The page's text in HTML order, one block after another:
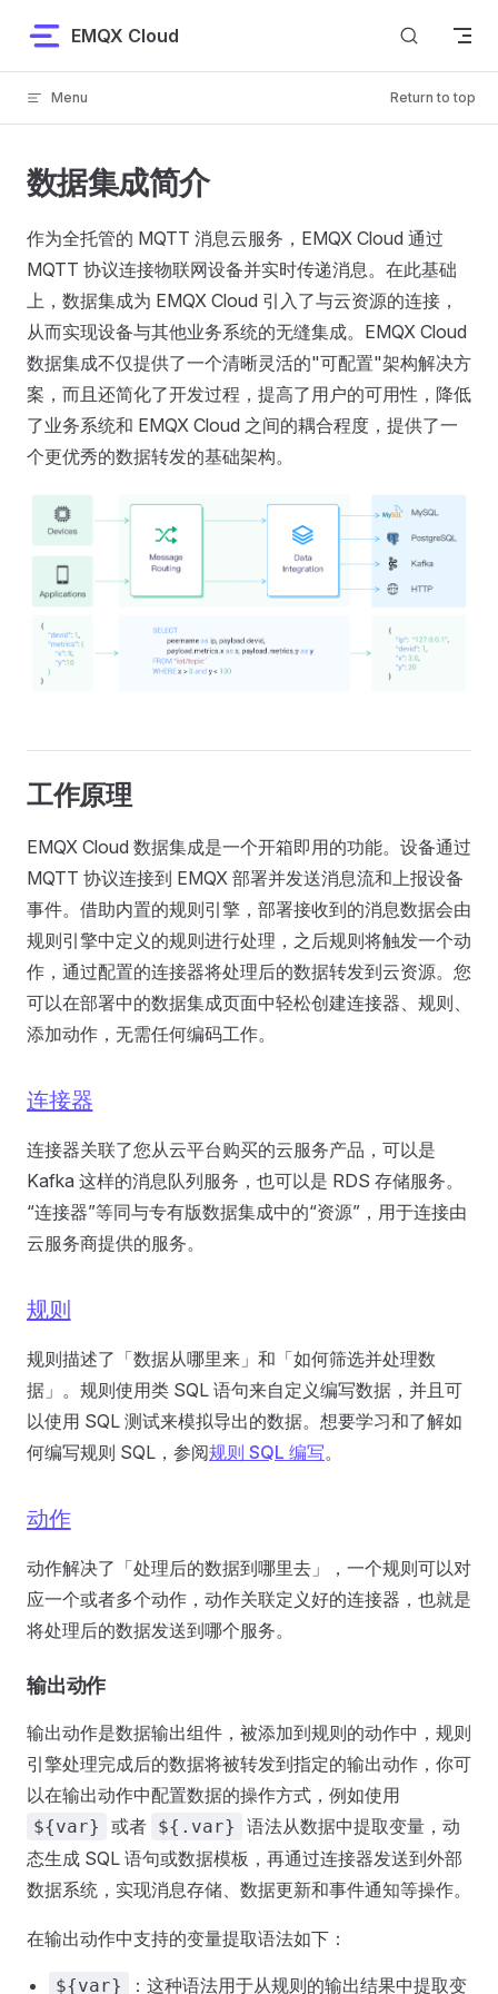
Skip to content
EMQX Cloud
Menu Return to top
数据集成简介
作为全托管的 MQTT 消息云服务，EMQX Cloud 通过
MQTT 协议连接物联网设备并实时传递消息。在此基础
上，数据集成为 EMQX Cloud 引入了与云资源的连接，
从而实现设备与其他业务系统的无缝集成。EMQX Cloud
数据集成不仅提供了一个清晰灵活的"可配置"架构解决方
案，而且还简化了开发过程，提高了用户的可用性，降低
了业务系统和 EMQX Cloud 之间的耦合程度，提供了一
个更优秀的数据转发的基础架构。
工作原理
EMQX Cloud 数据集成是一个开箱即用的功能。设备通过
MQTT 协议连接到 EMQX 部署并发送消息流和上报设备
事件。借助内置的规则引擎，部署接收到的消息数据会由
规则引擎中定义的规则进行处理，之后规则将触发一个动
作，通过配置的连接器将处理后的数据转发到云资源。您
可以在部署中的数据集成页面中轻松创建连接器、规则、
添加动作，无需任何编码工作。
连接器
连接器关联了您从云平台购买的云服务产品，可以是
Kafka 这样的消息队列服务，也可以是 RDS 存储服务。
“连接器”等同与专有版数据集成中的“资源”，用于连接由
云服务商提供的服务。
规则
规则描述了「数据从哪里来」和「如何筛选并处理数
据」。规则使用类 SQL 语句来自定义编写数据，并且可
以使用 SQL 测试来模拟导出的数据。想要学习和了解如
何编写规则 SQL，参阅规则 SQL 编写。
动作
动作解决了「处理后的数据到哪里去」，一个规则可以对
应一个或者多个动作，动作关联定义好的连接器，也就是
将处理后的数据发送到哪个服务。
输出动作
输出动作是数据输出组件，被添加到规则的动作中，规则
引擎处理完成后的数据将被转发到指定的输出动作，你可
以在输出动作中配置数据的操作方式，例如使用
${var} 或者 ${.var}
语法从数据中提取变量，动
态生成 SQL 语句或数据模板，再通过连接器发送到外部
数据系统，实现消息存储、数据更新和事件通知等操作。
在输出动作中支持的变量提取语法如下：
${var} ：这种语法用于从规则的输出结果中提取变